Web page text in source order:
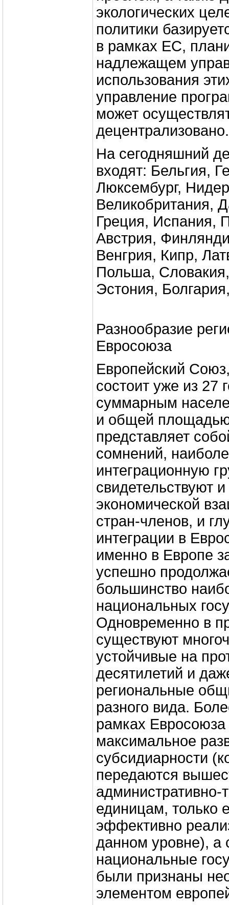
экологических
политики
в рамках ЕС,
надлежащем
использования
управление
может
децентрализовано.
На сегодняшний
входят: Бельгия,
Люксембург,
Великобритания,
Греция, Испания,
Австрия,
Венгрия, Кипр,
Польша,
Эстония,
Разнообразие
Евросоюза
Европейский
состоит уже из 27
суммарным
и общей
представляет
сомнений,
интеграционную
свидетельствуют
экономической
стран-членов, и
интеграции в
именно в Европе
успешно
большинство
национальных
Одновременно в
существуют
устойчивые на
десятилетий и
региональные
разного вида.
рамках Евросоюза
максимальное
субсидиарности
передаются
единицам, только
эффективно
данном уровне), а
национальные
были признаны
элементом